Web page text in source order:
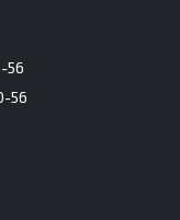
56
56